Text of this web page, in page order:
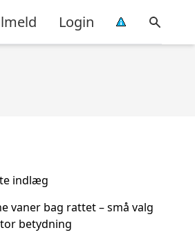
Login
indlæg
vaner bag rattet – små valg
betydning